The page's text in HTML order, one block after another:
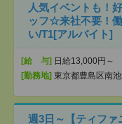
人気イベントも！
ッフ☆来社不要！
い/T1[アルバイト]
[給 与] 日給13,000円～
[勤務地] 東京都豊島区南
週3日～【ティファ